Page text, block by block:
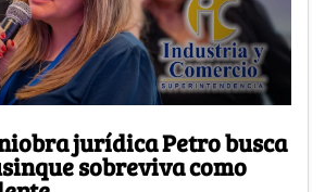
jurídica Petro busca
sobreviva como